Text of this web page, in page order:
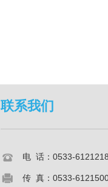
联系我们
电 话：0533-
传 真：0533-